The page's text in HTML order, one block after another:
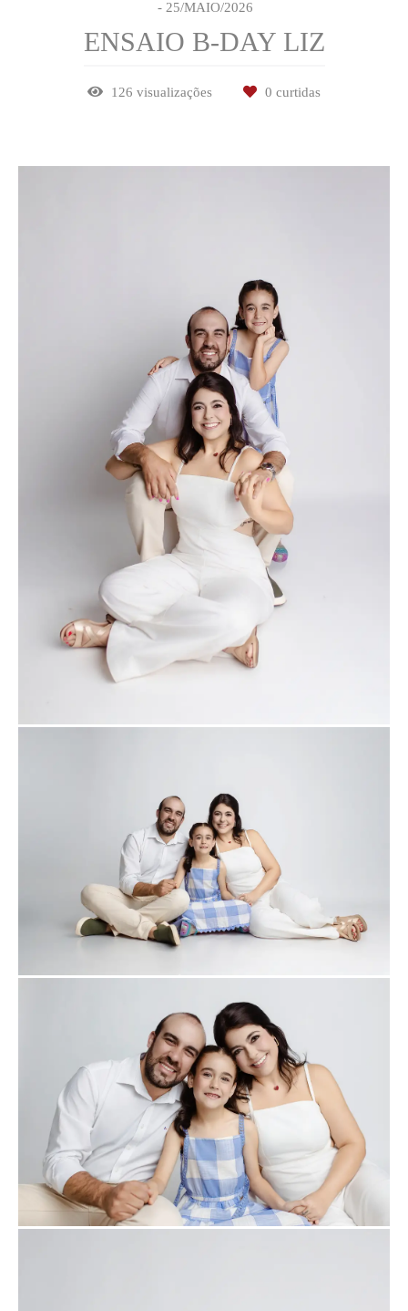
25/MAIO/2026
ENSAIO B-DAY LIZ
126 visualizações 0 curtidas